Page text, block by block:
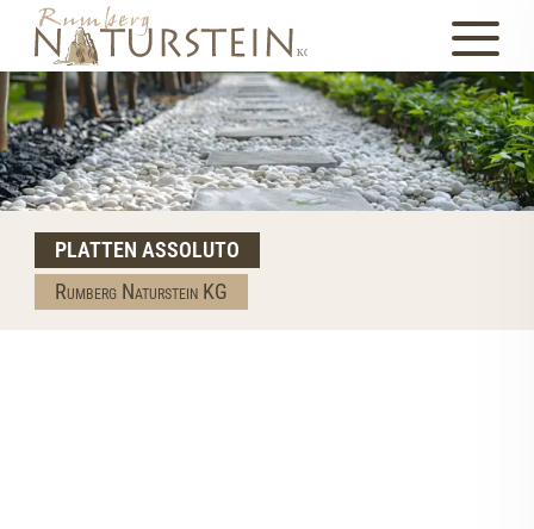
PLATTEN ASSOLUTO
Rumberg Naturstein KG